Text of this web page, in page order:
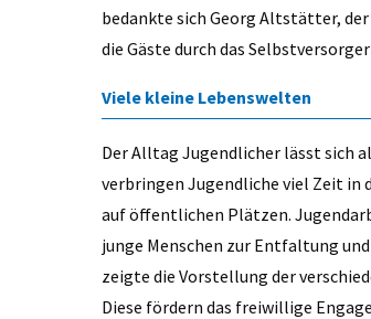
bedankte sich Georg Altstätter,
die Gäste durch das
Viele kleine Lebenswelten
Der Alltag Jugendlicher lässt sich
verbringen Jugendliche viel Zeit in
auf öffentlichen Plätzen.
junge Menschen zur Entfaltung
zeigte die Vorstellung der
Diese fördern das freiwillige